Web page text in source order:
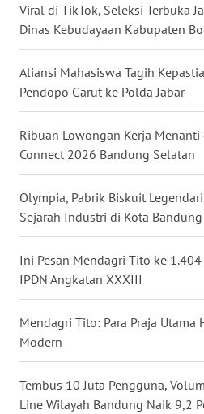
Viral di TikTok, Seleksi Terbuka
Dinas Kebudayaan Kabupaten
Aliansi Mahasiswa Tagih
Pendopo Garut ke Polda Jabar
Ribuan Lowongan Kerja Menanti
Connect 2026 Bandung Selatan
Olympia, Pabrik Biskuit
Sejarah Industri di Kota Bandung
Ini Pesan Mendagri Tito ke
IPDN Angkatan XXXIII
Mendagri Tito: Para Praja
Modern
Tembus 10 Juta Pengguna,
Line Wilayah Bandung Naik 9,2
PAPUA
BARAT
WN
RIAU
WN
SERAMBI
WN
JAMBI
WN
SULTRA
WN
SULTENG